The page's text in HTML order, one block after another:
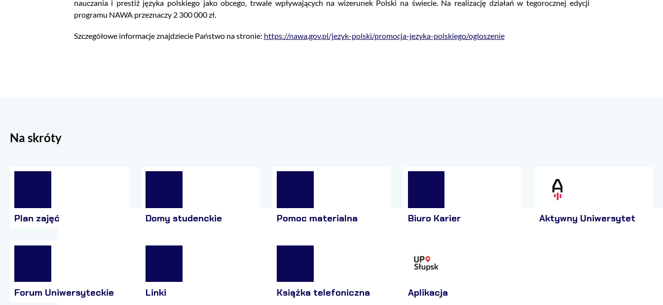
nauczania i prestiż języka polskiego jako obcego, trwale wpływających na wizerunek Polski na świecie. Na realizację działań w tegorocznej edycji
programu NAWA przeznaczy 2 300 000 zł.
Szczegółowe informacje znajdziecie Państwo na stronie: https://nawa.gov.pl/jezyk-polski/promocja-jezyka-polskiego/ogloszenie
Na skróty
Plan zajęć Domy studenckie Pomoc materialna Biuro Karier Aktywny Uniwersytet
Forum Uniwersyteckie Linki Książka telefoniczna Aplikacja